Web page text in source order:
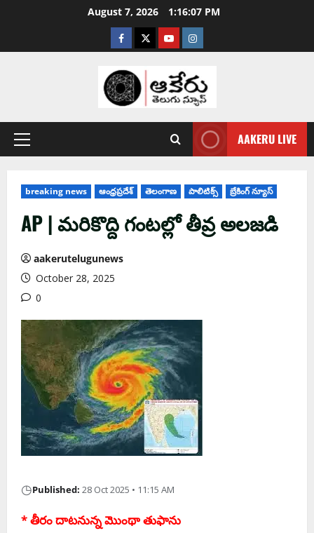
August 7, 2026 1:16:08 PM
AAKERU LIVE
breaking news ఆంధ్ర‌ప్ర‌దేశ్ తెలంగాణ పాలిటిక్స్ బ్రేకింగ్ న్యూస్
AP | మ‌రికొద్ది గంట‌ల్లో తీవ్ర అల‌జడి
aakerutelugunews
October 28, 2025
0
◷Published: 28 Oct 2025 • 11:15 AM
* తీరం దాట‌నున్న మొంథా తుఫాను